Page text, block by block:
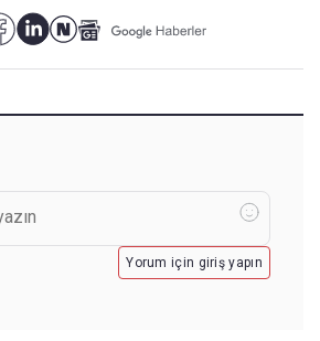
Yorum için giriş yapın